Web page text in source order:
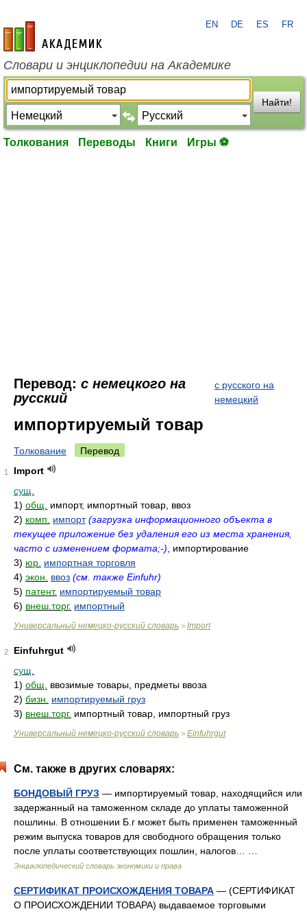
academic.ru
EN DE ES FR
Словари и энциклопедии на Академике
Найти!
Толкования Переводы Книги Игры ⚽
Перевод: с немецкого на
русский
с русского на
немецкий
импортируемый товар
Толкование Перевод
1
Import
сущ.
1) общ.
импорт, импортный товар, ввоз
2) комп. импорт (загрузка информационного объекта в
текущее приложение без удаления его из места хранения,
часто с изменением формата;-) , импортирование
3) юр. импортная торговля
4) экон. ввоз (см. также Einfuhr)
5) патент. импортируемый товар
6) внеш.торг. импортный
Универсальный немецко-русский словарь > Import
2
Einfuhrgut
сущ.
1) общ.
ввозимые товары, предметы ввоза
2) бизн.
импортируемый груз
3) внеш.торг. импортный товар, импортный груз
Универсальный немецко-русский словарь > Einfuhrgut
См. также в других словарях:
БОНДОВЫЙ ГРУЗ — импортируемый товар, находящийся или
задержанный на таможенном складе до уплаты таможенной
пошлины. В отношении Б.г может быть применен таможенный
режим выпуска товаров для свободного обращения только
после уплаты соответствующих пошлин, налогов… …
Энциклопедический словарь экономики и права
СЕРТИФИКАТ ПРОИСХОЖДЕНИЯ ТОВАРА — (СЕРТИФИКАТ
О ПРОИСХОЖДЕНИИ ТОВАРА) выдаваемое торговыми